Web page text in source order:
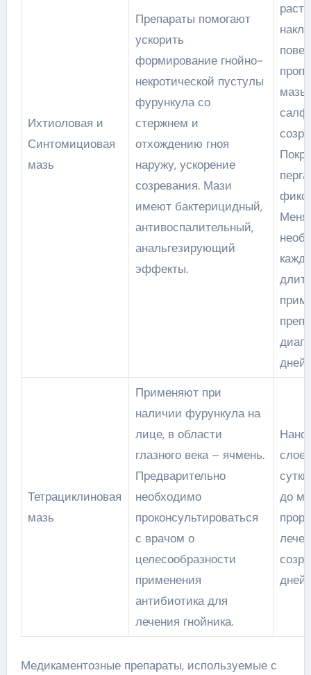
Ихтиоловая и
Синтомициовая
мазь
Препараты помогают
ускорить
формирование гнойно-
некротической пустулы
фурункула со
стержнем и
отхождению гноя
наружу, ускорение
созревания. Мази
имеют бактерицидный,
антивоспалительный,
анальгезирующий
эффекты.
дней.
Тетрациклиновая
мазь
Применяют при
наличии фурункула на
лице, в области
глазного века – ячмень.
Предварительно
необходимо
проконсультироваться
с врачом о
целесообразности
применения
антибиотика для
лечения гнойника.
до
дней.
Медикаментозные препараты, используемые с